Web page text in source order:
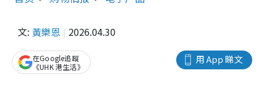
文: 黃樂恩 2026.04.30
用 App 睇文
在Google追蹤
《UHK 港生活》